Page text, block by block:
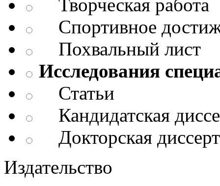
Творческая работа
Спортивное
Похвальный лист
Исследования
Статьи
Кандидатская
Докторская
Издательство